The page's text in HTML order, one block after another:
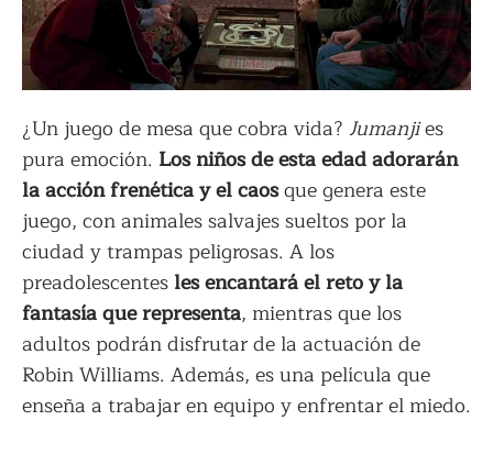
¿Un juego de mesa que cobra vida? Jumanjies
pura emoción. Los niños de esta edad adorarán
la acción frenética y el caosque genera este
juego, con animales salvajes sueltos por la
ciudad y trampas peligrosas. A los
preadolescentes les encantará el reto y la
fantasía que representa, mientras que los
adultos podrán disfrutar de la actuación de
Robin Williams. Además, es una película que
enseña a trabajar en equipo y enfrentar el miedo.